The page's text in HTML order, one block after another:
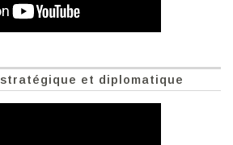
et diplomatique